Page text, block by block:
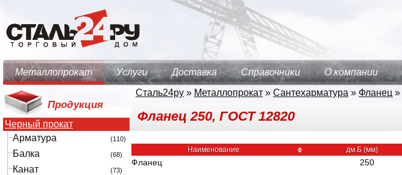
Металлопрокат Услуги Доставка Справочники О компании
Продукция
Черный прокат
Арматура
(110)
Балка (68)
Канат (73)
Сталь24ру » Металлопрокат » Сантехарматура » Фланец »
Фланец 250, ГОСТ 12820
Наименование дм.Б (мм)
Фланец 250